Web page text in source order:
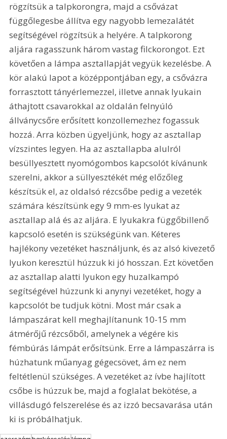
rögzítsük a talpkorongra, majd a csővázat
függőlegesbe állítva egy nagyobb lemezalátét
segítségével rögzítsük a helyére. A talpkorong
aljára ragasszunk három vastag filckorongot. Ezt
követően a lámpa asztallapját vegyük kezelésbe. A
kör alakú lapot a középpontjában egy, a csővázra
forrasztott tányérlemezzel, illetve annak lyukain
áthajtott csavarokkal az oldalán felnyúló
állványcsőre erősített konzollemezhez fogassuk
hozzá. Arra közben ügyeljünk, hogy az asztallap
vízszintes legyen. Ha az asztallapba alulról
besüllyesztett nyomógombos kapcsolót kívánunk
szerelni, akkor a süllyesztékét még előzőleg
készítsük el, az oldalsó rézcsőbe pedig a vezeték
számára készítsünk egy 9 mm-es lyukat az
asztallap alá és az aljára. E lyukakra függőbillenő
kapcsoló esetén is szükségünk van. Kéteres
hajlékony vezetéket használjunk, és az alsó kivezető
lyukon keresztül húzzuk ki jó hosszan. Ezt követően
az asztallap alatti lyukon egy huzalkampó
segítségével húzzunk ki anynyi vezetéket, hogy a
kapcsolót be tudjuk kötni. Most már csak a
lámpaszárat kell meghajlítanunk 10-15 mm
átmérőjű rézcsőből, amelynek a végére kis
fémbúrás lámpát erősítsünk. Erre a lámpaszárra is
húzhatunk műanyag gégecsövet, ám ez nem
feltétlenül szükséges. A vezetéket az ívbe hajlított
csőbe is húzzuk be, majd a foglalat bekötése, a
villásdugó felszerelése és az izzó becsavarása után
ki is próbálhatjuk.